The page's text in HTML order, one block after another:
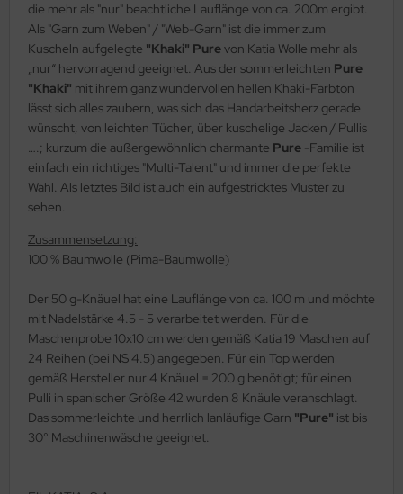
die mehr als "nur" beachtliche Lauflänge von ca. 200m ergibt.
Als "Garn zum Weben" / "Web-Garn" ist die immer zum
Kuscheln aufgelegte "Khaki" Purevon Katia Wolle mehr als
„nur“ hervorragend geeignet. Aus der sommerleichten Pure
"Khaki" mit ihrem ganz wundervollen hellen Khaki-Farbton
lässt sich alles zaubern, was sich das Handarbeitsherz gerade
wünscht, von leichten Tücher, über kuschelige Jacken / Pullis
….; kurzum die außergewöhnlich charmante Pure -Familie ist
einfach ein richtiges "Multi-Talent" und immer die perfekte
Wahl. Als letztes Bild ist auch ein aufgestricktes Muster zu
sehen.
Zusammensetzung:
100 % Baumwolle (Pima-Baumwolle)
Der 50 g-Knäuel hat eine Lauflänge von ca. 100 m und möchte
mit Nadelstärke 4.5 - 5 verarbeitet werden. Für die
Maschenprobe 10x10 cm werden gemäß Katia 19 Maschen auf
24 Reihen (bei NS 4.5) angegeben. Für ein Top werden
gemäß Hersteller nur 4 Knäuel = 200 g benötigt; für einen
Pulli in spanischer Größe 42 wurden 8 Knäule veranschlagt.
Das sommerleichte und herrlich lanläufige Garn "Pure" ist bis
30° Maschinenwäsche geeignet.